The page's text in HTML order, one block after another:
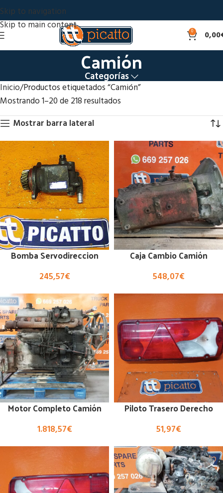
Skip to navigation
Skip to main content
0 0,00
Camión
Categorías
Inicio Productos etiquetados “Camión”
Mostrando 1–20 de 218 resultados
Mostrar barra lateral
Bomba Servodireccion
245,57€
Caja Cambio Camión
548,07€
Motor Completo Camión
1.818,57€
Piloto Trasero Derecho
51,97€